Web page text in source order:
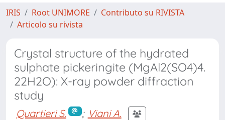
IRIS Root UNIMORE
Contributo su RIVISTA
Articolo su rivista
Crystal structure of the hydrated
sulphate pickeringite (MgAl2(SO4)4.
22H2O): X-ray powder diffraction
study
Quartieri S. ; Viani A.